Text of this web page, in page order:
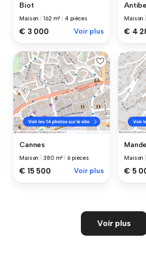
Biot
Maison |162 m² 4 pièces
€ 3 000 Voir plus
Maison
€ 4
Cannes
Maison |380 m² 6 pièces
€ 15 500 Voir plus
Maison
€ 5
Voir plus